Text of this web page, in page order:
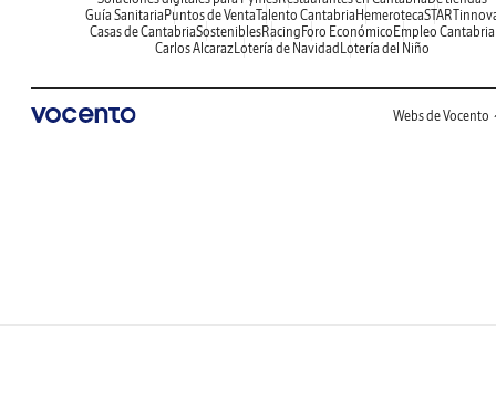
Guía SanitariaPuntos de VentaTalento CantabriaHemeroteca
Casas de CantabriaSosteniblesRacingForo EconómicoEmpleo Cantabria
Carlos AlcarazLotería de NavidadLotería del Niño
Webs de Vocento